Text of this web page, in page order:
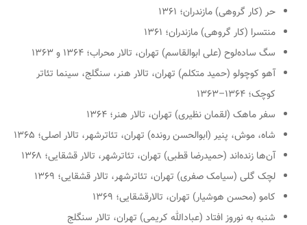
حر (کار گروهی) مازندران؛ ۱۳۶۱
منتسرا (کار گروهی) مازندران؛ ۱۳۶۱
سگ ساده‌لوح (علی ابوالقاسم) تهران، تالار محراب؛ ۱۳۶۴ و ۱۳۶۳
آهو کوچولو (حمید متکلم) تهران، تالار هنر، سنگلج، سینما تئاتر
کوچک؛ ۱۳۶۴–۱۳۶۳
سفر ماهک (لقمان نظیری) تهران، تالار هنر؛ ۱۳۶۴
شاه، موش، پنیر (ابوالحسن رونده) تهران، تئاترشهر، تالار اصلی؛ ۱۳۶۵
آن‌ها زنده‌اند (حمیدرضا قطبی) تهران، تئاترشهر، تالار قشقایی؛ ۱۳۶۸
لچک گلی (سیامک صفری) تهران، تئاترشهر، تالار قشقایی؛ ۱۳۶۹
کامو (محسن هوشیار) تهران، تالارقشقایی؛ ۱۳۶۹
شنبه به نوروز افتاد (عبادالله کریمی) تهران، تالار سنگلج